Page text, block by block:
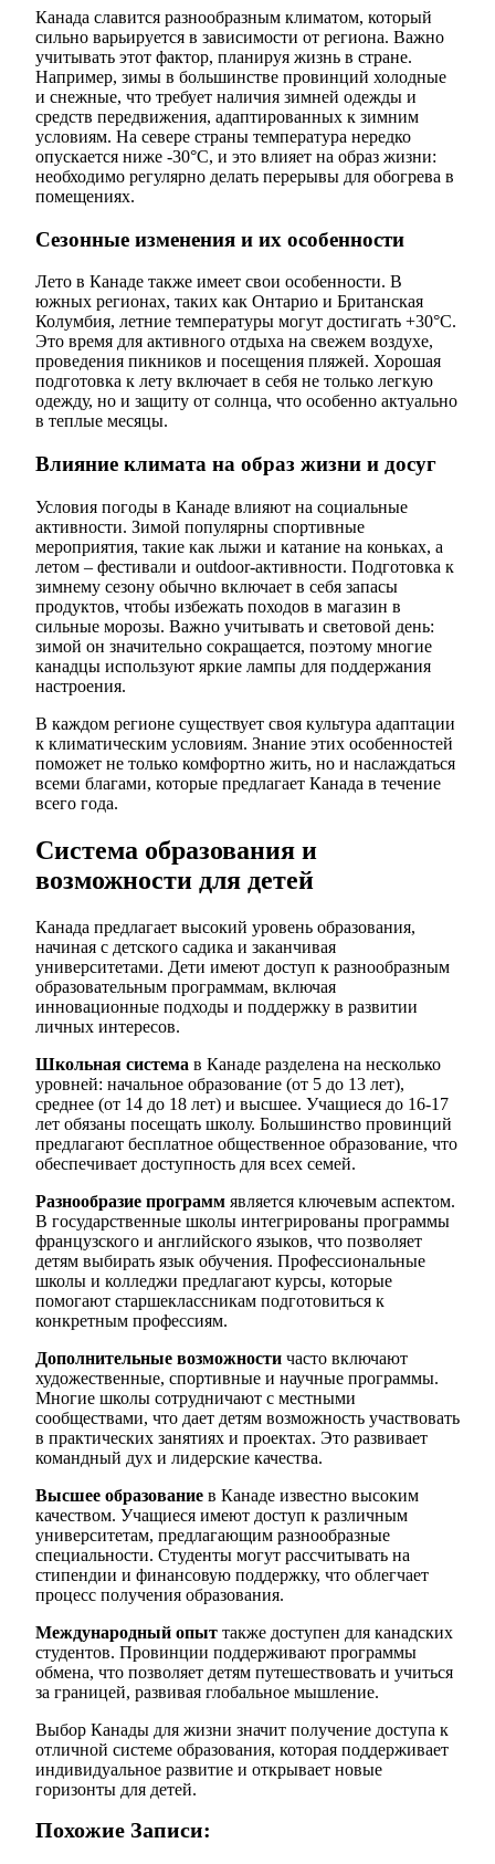
Канада славится разнообразным климатом, который
сильно варьируется в зависимости от региона. Важно
учитывать этот фактор, планируя жизнь в стране.
Например, зимы в большинстве провинций холодные
и снежные, что требует наличия зимней одежды и
средств передвижения, адаптированных к зимним
условиям. На севере страны температура нередко
опускается ниже -30°C, и это влияет на образ жизни:
необходимо регулярно делать перерывы для обогрева в
помещениях.
Сезонные изменения и их особенности
Лето в Канаде также имеет свои особенности. В
южных регионах, таких как Онтарио и Британская
Колумбия, летние температуры могут достигать +30°C.
Это время для активного отдыха на свежем воздухе,
проведения пикников и посещения пляжей. Хорошая
подготовка к лету включает в себя не только легкую
одежду, но и защиту от солнца, что особенно актуально
в теплые месяцы.
Влияние климата на образ жизни и досуг
Условия погоды в Канаде влияют на социальные
активности. Зимой популярны спортивные
мероприятия, такие как лыжи и катание на коньках, а
летом – фестивали и outdoor-активности. Подготовка к
зимнему сезону обычно включает в себя запасы
продуктов, чтобы избежать походов в магазин в
сильные морозы. Важно учитывать и световой день:
зимой он значительно сокращается, поэтому многие
канадцы используют яркие лампы для поддержания
настроения.
В каждом регионе существует своя культура адаптации
к климатическим условиям. Знание этих особенностей
поможет не только комфортно жить, но и наслаждаться
всеми благами, которые предлагает Канада в течение
всего года.
Система образования и
возможности для детей
Канада предлагает высокий уровень образования,
начиная с детского садика и заканчивая
университетами. Дети имеют доступ к разнообразным
образовательным программам, включая
инновационные подходы и поддержку в развитии
личных интересов.
Школьная система в Канаде разделена на несколько
уровней: начальное образование (от 5 до 13 лет),
среднее (от 14 до 18 лет) и высшее. Учащиеся до 16-17
лет обязаны посещать школу. Большинство провинций
предлагают бесплатное общественное образование, что
обеспечивает доступность для всех семей.
Разнообразие программ является ключевым аспектом.
В государственные школы интегрированы программы
французского и английского языков, что позволяет
детям выбирать язык обучения. Профессиональные
школы и колледжи предлагают курсы, которые
помогают старшеклассникам подготовиться к
конкретным профессиям.
Дополнительные возможности часто включают
художественные, спортивные и научные программы.
Многие школы сотрудничают с местными
сообществами, что дает детям возможность участвовать
в практических занятиях и проектах. Это развивает
командный дух и лидерские качества.
Высшее образование в Канаде известно высоким
качеством. Учащиеся имеют доступ к различным
университетам, предлагающим разнообразные
специальности. Студенты могут рассчитывать на
стипендии и финансовую поддержку, что облегчает
процесс получения образования.
Международный опыт также доступен для канадских
студентов. Провинции поддерживают программы
обмена, что позволяет детям путешествовать и учиться
за границей, развивая глобальное мышление.
Выбор Канады для жизни значит получение доступа к
отличной системе образования, которая поддерживает
индивидуальное развитие и открывает новые
горизонты для детей.
Похожие Записи: